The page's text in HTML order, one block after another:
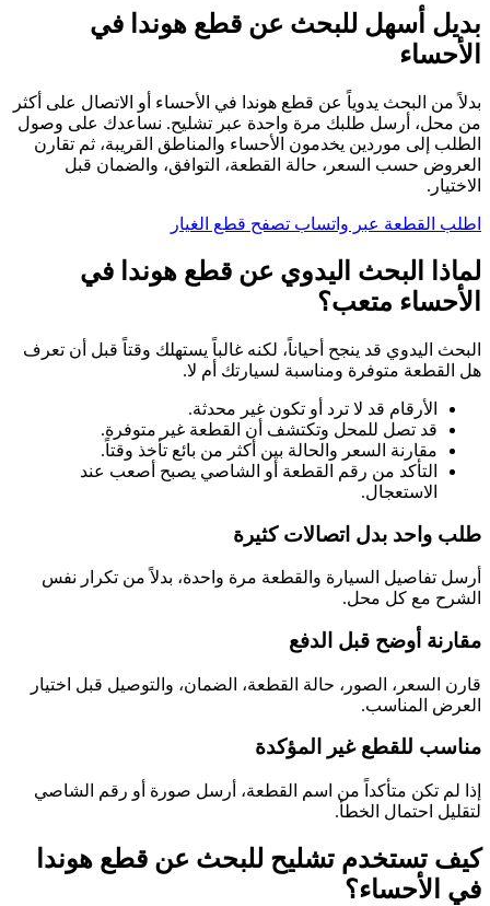
بديل أسهل للبحث عن قطع هوندا في
الأحساء
بدلاً من البحث يدوياً عن قطع هوندا في الأحساء أو الاتصال على أكثر
من محل، أرسل طلبك مرة واحدة عبر تشليح. نساعدك على وصول
الطلب إلى موردين يخدمون الأحساء والمناطق القريبة، ثم تقارن
العروض حسب السعر، حالة القطعة، التوافق، والضمان قبل
الاختيار.
اطلب القطعة عبر واتساب تصفح قطع الغيار
لماذا البحث اليدوي عن قطع هوندا في
الأحساء متعب؟
البحث اليدوي قد ينجح أحياناً، لكنه غالباً يستهلك وقتاً قبل أن تعرف
هل القطعة متوفرة ومناسبة لسيارتك أم لا.
الأرقام قد لا ترد أو تكون غير محدثة.
قد تصل للمحل وتكتشف أن القطعة غير متوفرة.
مقارنة السعر والحالة بين أكثر من بائع تأخذ وقتاً.
التأكد من رقم القطعة أو الشاصي يصبح أصعب عند
الاستعجال.
طلب واحد بدل اتصالات كثيرة
أرسل تفاصيل السيارة والقطعة مرة واحدة، بدلاً من تكرار نفس
الشرح مع كل محل.
مقارنة أوضح قبل الدفع
قارن السعر، الصور، حالة القطعة، الضمان، والتوصيل قبل اختيار
العرض المناسب.
مناسب للقطع غير المؤكدة
إذا لم تكن متأكداً من اسم القطعة، أرسل صورة أو رقم الشاصي
لتقليل احتمال الخطأ.
كيف تستخدم تشليح للبحث عن قطع هوندا
في الأحساء؟